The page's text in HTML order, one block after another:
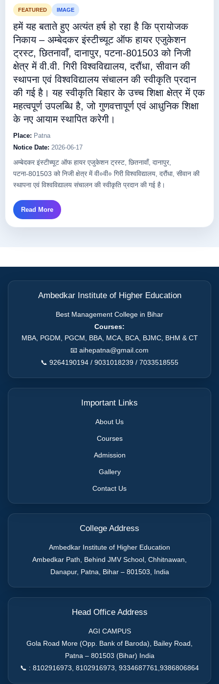
FEATURED IMAGE
हमें यह बताते हुए अत्यंत हर्ष हो रहा है कि प्रायोजक
निकाय – अम्बेदकर इंस्टीच्यूट ऑफ हायर एजुकेशन
ट्रस्ट, छितनावाँ, दानापुर, पटना-801503 को निजी
क्षेत्र में वी.वी. गिरी विश्वविद्यालय, दरौंधा, सीवान की
स्थापना एवं विश्वविद्यालय संचालन की स्वीकृति प्रदान
की गई है। यह स्वीकृति बिहार के उच्च शिक्षा क्षेत्र में एक
महत्वपूर्ण उपलब्धि है, जो गुणवत्तापूर्ण एवं आधुनिक शिक्षा
के नए आयाम स्थापित करेगी।
Place: Patna
Notice Date: 2026-06-17
अम्बेदकर इंस्टीच्यूट ऑफ हायर एजुकेशन ट्रस्ट, छितनावाँ, दानापुर,
पटना-801503 को निजी क्षेत्र में वी०वी० गिरी विश्वविद्यालय, दरौंधा, सीवान की
स्थापना एवं विश्वविद्यालय संचालन की स्वीकृति प्रदान की गई है।
Read More
Ambedkar Institute of Higher Education
Best Management College in Bihar
Courses:
MBA, PGDM, PGCM, BBA, MCA, BCA, BJMC, BHM & CT
📧 aihepatna@gmail.com
📞 9264190194 / 9031018239 / 7033518555
Important Links
About Us
Courses
Admission
Gallery
Contact Us
College Address
Ambedkar Institute of Higher Education
Ambedkar Path, Behind JMV School, Chhitnawan,
Danapur, Patna, Bihar – 801503, India
Head Office Address
AGI CAMPUS
Gola Road More (Opp. Bank of Baroda), Bailey Road,
Patna – 801503 (Bihar) India
📞 : 8102916973, 8102916973, 9334687761,9386806864